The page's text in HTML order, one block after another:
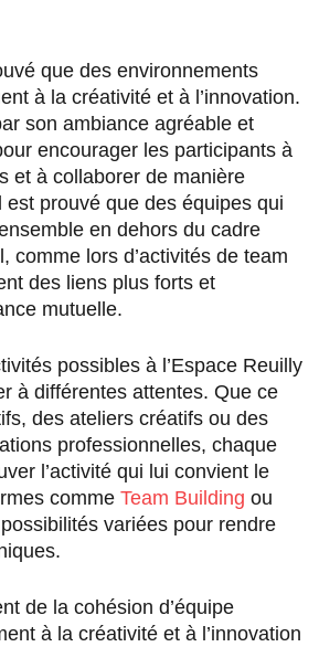
que des environnements
à la créativité et à l’innovation.
son ambiance agréable et
encourager les participants à
et à collaborer de manière
prouvé que des équipes qui
en dehors du cadre
comme lors d’activités de team
des liens plus forts et
mutuelle.
possibles à l’Espace Reuilly
à différentes attentes. Que ce
des ateliers créatifs ou des
professionnelles, chaque
l’activité qui lui convient le
comme Team Building ou
variées pour rendre
de la cohésion d’équipe
à la créativité et à l’innovation